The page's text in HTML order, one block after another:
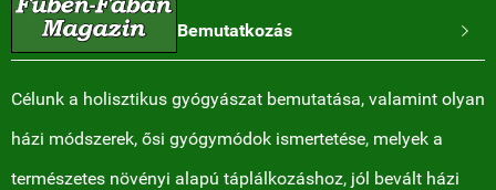
Bemutatkozás 
Célunk a holisztikus gyógyászat bemutatása, valamint olyan
házi módszerek, ősi gyógymódok ismertetése, melyek a
természetes növényi alapú táplálkozáshoz, jól bevált házi